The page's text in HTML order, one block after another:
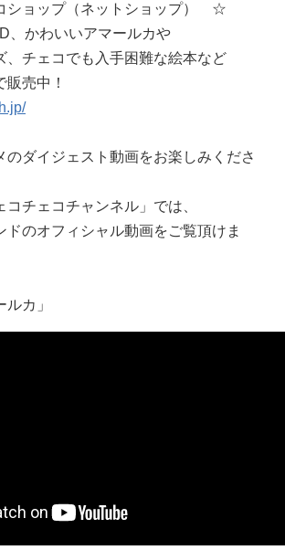
ョップ（ネットショップ） ☆
、かわいいアマールカや
、チェコでも入手困難な絵本など
売中！
ダイジェスト動画をお楽しみくださ
コチェコチャンネル」では、
ドのオフィシャル動画をご覧頂けま
ルカ」